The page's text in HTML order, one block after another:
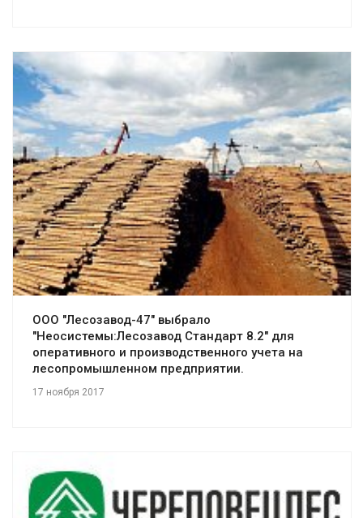
Смотреть проект
ООО "Лесозавод-47" выбрало
"Неосистемы:Лесозавод Стандарт 8.2" для
оперативного и производственного учета на
лесопромышленном предприятии.
17 ноября 2017